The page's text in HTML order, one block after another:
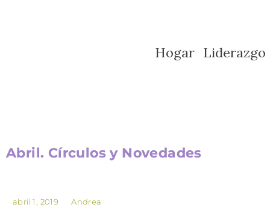
Hogar Liderazgo
Abril. Círculos y Novedades
abril 1, 2019 Andrea